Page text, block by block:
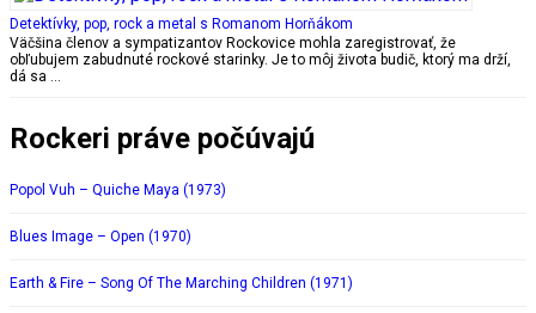
Detektívky, pop, rock a metal s Romanom Horňákom
Väčšina členov a sympatizantov Rockovice mohla zaregistrovať, že
obľubujem zabudnuté rockové starinky. Je to môj života budič, ktorý ma drží,
dá sa …
Rockeri práve počúvajú
Popol Vuh – Quiche Maya (1973)
Blues Image – Open (1970)
Earth & Fire – Song Of The Marching Children (1971)